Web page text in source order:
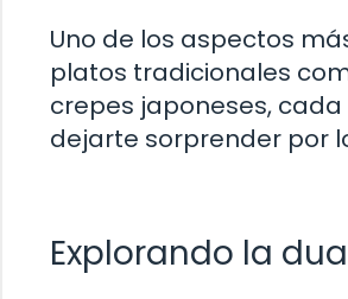
Uno de los aspectos
platos tradicionales
crepes japoneses,
dejarte sorprender por
Explorando la